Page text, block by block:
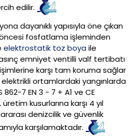
edilir.
dayanıklı yapısıyla öne çıkan
fosfatlama işleminden
elektrostatik toz boyaile
emniyet ventilli valf tertibatı
karşı tam koruma sağlar
ortamlardaki yangınlarda
862-7 EN 3 - 7 + A1 ve CE
kusurlarına karşı 4 yıl
denizcilik ve güvenlik
karşılamaktadır.